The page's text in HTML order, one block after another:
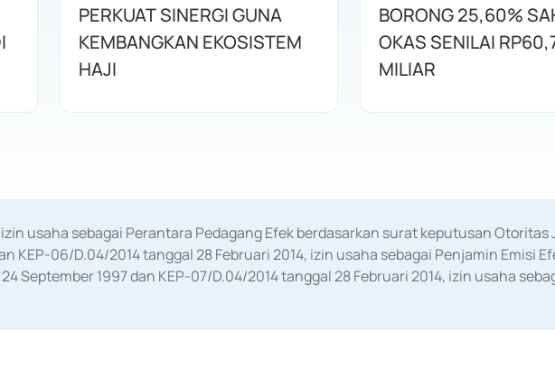
PERKUAT SINERGI GUNA
KEMBANGKAN EKOSISTEM
HAJI
BORONG 25,60%
OKAS SENILAI
MILIAR
usaha sebagai Perantara Pedagang Efek berdasarkan surat keputusan Otoritas
KEP-06/D.04/2014 tanggal 28 Februari 2014, izin usaha sebagai Penjamin
September 1997 dan KEP-07/D.04/2014 tanggal 28 Februari 2014, izin usaha